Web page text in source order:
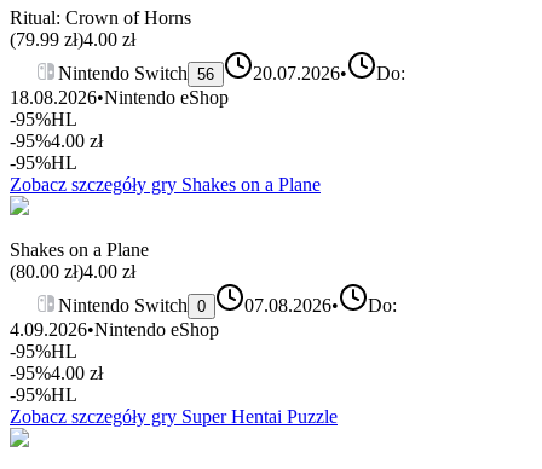
Ritual: Crown of Horns
(79.99 zł)4.00 zł
Nintendo Switch 56 20.07.2026•
Do:
18.08.2026•Nintendo eShop
-95%HL
-95%4.00 zł
-95%HL
Zobacz szczegóły gry Shakes on a Plane
Shakes on a Plane
(80.00 zł)4.00 zł
Nintendo Switch 0 07.08.2026•
Do:
4.09.2026•Nintendo eShop
-95%HL
-95%4.00 zł
-95%HL
Zobacz szczegóły gry Super Hentai Puzzle